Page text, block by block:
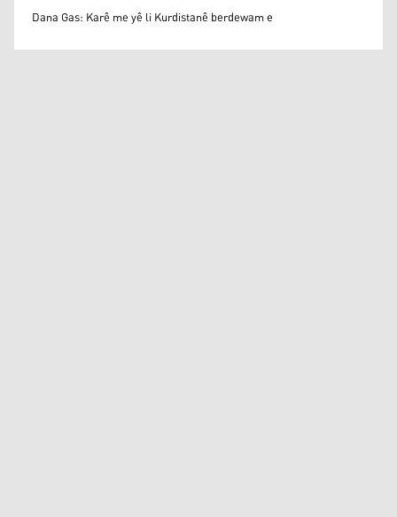
Kurdistan24
Dana Gas: Karê me yê li Kurdistanê berdewam e